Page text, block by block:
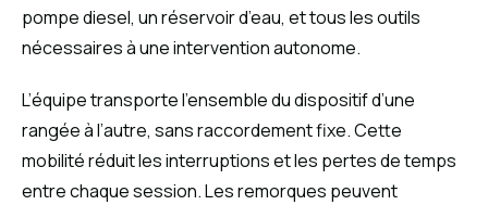
pompe diesel, un réservoir d’eau, et tous les outils
nécessaires à une intervention autonome.
L’équipe transporte l’ensemble du dispositif d’une
rangée à l’autre, sans raccordement fixe. Cette
mobilité réduit les interruptions et les pertes de temps
entre chaque session. Les remorques peuvent